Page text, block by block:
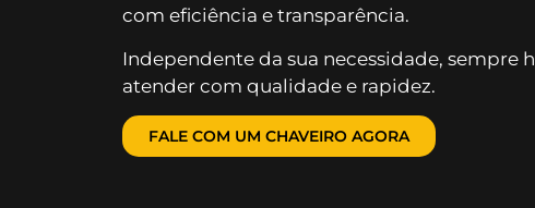
com eficiência e transparência.
Independente da sua necessidade, sempre
atender com qualidade e rapidez.
FALE COM UM CHAVEIRO AGORA